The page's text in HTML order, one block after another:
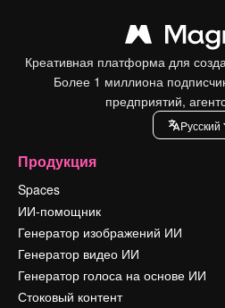
Креативная платформа для
Более 1 миллиона
предприятий,
Pусский
Продукция
Spaces
ИИ-помощник
Генератор изображений ИИ
Генератор видео ИИ
Генератор голоса на основе ИИ
Стоковый контент